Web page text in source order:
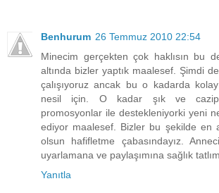
Benhurum 26 Temmuz 2010 22:54
Minecim gerçekten çok haklısın bu
altında bizler yaptık maalesef. Şimdi
çalışıyoruz ancak bu o kadarda
nesil için. O kadar şık ve cazip
promosyonlar ile destekleniyorki yeni
ediyor maalesef. Bizler bu şekilde en
olsun hafifletme çabasındayız.
uyarlamana ve paylaşımına sağlık
Yanıtla